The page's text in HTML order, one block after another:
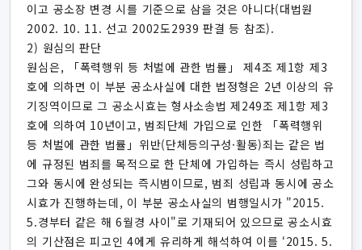
이고 공소장 변경 시를 기준으로 삼을 것은 아니다(대법원
2002. 10. 11. 선고 2002도2939 판결 등 참조).
2) 원심의 판단
원심은, 「폭력행위 등 처벌에 관한 법률」 제4조 제1항 제3
호에 의하면 이 부분 공소사실에 대한 법정형은 2년 이상의 유
기징역이므로 그 공소시효는 형사소송법 제249조 제1항 제3
호에 의하여 10년이고, 범죄단체 가입으로 인한 「폭력행위
등 처벌에 관한 법률」위반(단체등의구성·활동)죄는 같은 법
에 규정된 범죄를 목적으로 한 단체에 가입하는 즉시 성립하고
그와 동시에 완성되는 즉시범이므로, 범죄 성립과 동시에 공소
시효가 진행하는데, 이 부분 공소사실의 범행일시가 "2015.
5.경부터 같은 해 6월경 사이"로 기재되어 있으므로 공소시효
의 기산점은 피고인 4에게 유리하게 해석하여 이를 ‘2015. 5.